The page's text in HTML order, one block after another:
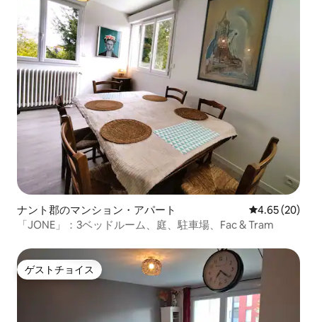
ナント郡のマンション・アパート レビュー20
4.65 (20)
「JONE」：3ベッドルーム、庭、駐車場、Fac & Tram
ゲストチョイス
ゲストチョイス